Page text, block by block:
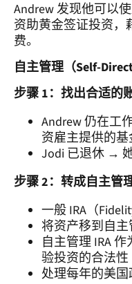
Andrew 发现他可以
资助黄金签证投资，
费。
自主管理（Self-
步骤 1：找出合适的
Andrew 仍在工
资雇主提供的基
Jodi 已退休 →
步骤 2：转成自主管
一般 IRA（
将资产移到自主
自主管理 IRA
验投资的合法性
处理每年的美